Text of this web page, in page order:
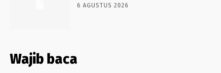
6 AGUSTUS 2026
Wajib baca